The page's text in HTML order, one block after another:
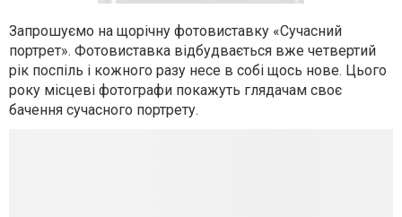
Запрошуємо на щорічну фотовиставку «Сучасний
портрет». Фотовиставка відбудвається вже четвертий
рік поспіль і кожного разу несе в собі щось нове. Цього
року місцеві фотографи покажуть глядачам своє
бачення сучасного портрету.